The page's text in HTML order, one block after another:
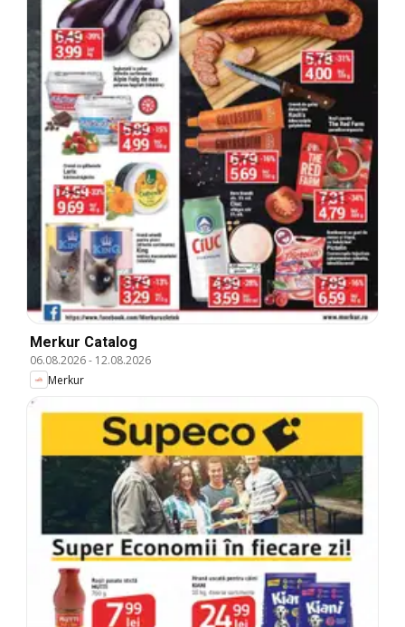
Merkur Catalog
06.08.2026- 12.08.2026
Merkur